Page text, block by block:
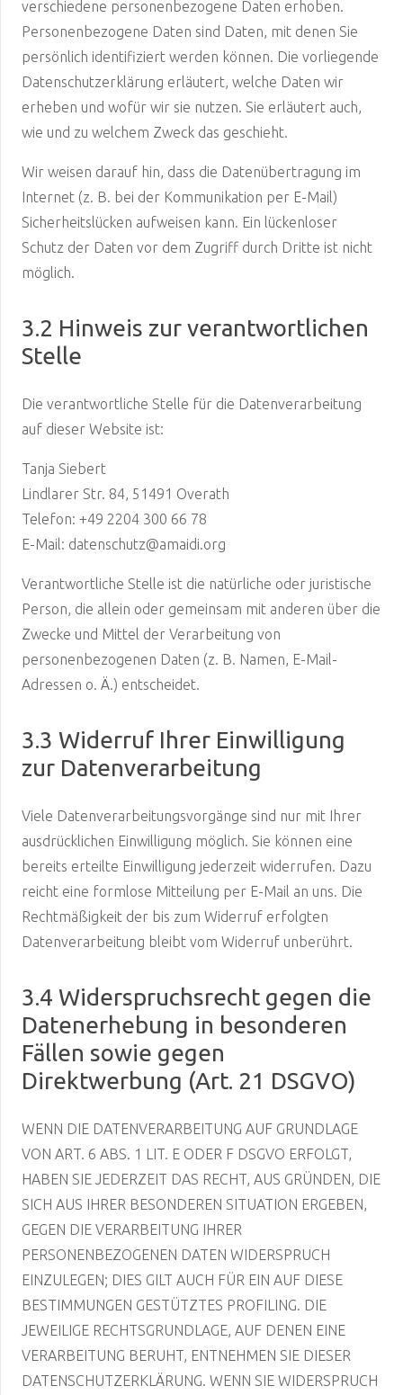
verschiedene personenbezogene Daten erhoben.
Personenbezogene Daten sind Daten, mit denen Sie
persönlich identifiziert werden können. Die vorliegende
Datenschutzerklärung erläutert, welche Daten wir
erheben und wofür wir sie nutzen. Sie erläutert auch,
wie und zu welchem Zweck das geschieht.
Wir weisen darauf hin, dass die Datenübertragung im
Internet (z. B. bei der Kommunikation per E-Mail)
Sicherheitslücken aufweisen kann. Ein lückenloser
Schutz der Daten vor dem Zugriff durch Dritte ist nicht
möglich.
3.2 Hinweis zur verantwortlichen
Stelle
Die verantwortliche Stelle für die Datenverarbeitung
auf dieser Website ist:
Tanja Siebert
Lindlarer Str. 84, 51491 Overath
Telefon: +49 2204 300 66 78
E-Mail: datenschutz@amaidi.org
Verantwortliche Stelle ist die natürliche oder juristische
Person, die allein oder gemeinsam mit anderen über die
Zwecke und Mittel der Verarbeitung von
personenbezogenen Daten (z. B. Namen, E-Mail-
Adressen o. Ä.) entscheidet.
3.3 Widerruf Ihrer Einwilligung
zur Datenverarbeitung
Viele Datenverarbeitungsvorgänge sind nur mit Ihrer
ausdrücklichen Einwilligung möglich. Sie können eine
bereits erteilte Einwilligung jederzeit widerrufen. Dazu
reicht eine formlose Mitteilung per E-Mail an uns. Die
Rechtmäßigkeit der bis zum Widerruf erfolgten
Datenverarbeitung bleibt vom Widerruf unberührt.
3.4 Widerspruchsrecht gegen die
Datenerhebung in besonderen
Fällen sowie gegen
Direktwerbung (Art. 21 DSGVO)
WENN DIE DATENVERARBEITUNG AUF GRUNDLAGE
VON ART. 6 ABS. 1 LIT. E ODER F DSGVO ERFOLGT,
HABEN SIE JEDERZEIT DAS RECHT, AUS GRÜNDEN, DIE
SICH AUS IHRER BESONDEREN SITUATION ERGEBEN,
GEGEN DIE VERARBEITUNG IHRER
PERSONENBEZOGENEN DATEN WIDERSPRUCH
EINZULEGEN; DIES GILT AUCH FÜR EIN AUF DIESE
BESTIMMUNGEN GESTÜTZTES PROFILING. DIE
JEWEILIGE RECHTSGRUNDLAGE, AUF DENEN EINE
VERARBEITUNG BERUHT, ENTNEHMEN SIE DIESER
DATENSCHUTZERKLÄRUNG. WENN SIE WIDERSPRUCH